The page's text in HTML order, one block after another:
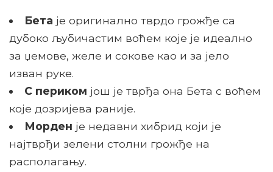
Бета је оригинално тврдо грожђе са
дубоко љубичастим воћем које је идеално
за џемове, желе и сокове као и за јело
изван руке.
С периком још је тврђа она Бета с воћем
које дозријева раније.
Морден је недавни хибрид који је
најтврђи зелени столни грожђе на
располагању.